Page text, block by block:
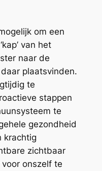
om een
van het
naar de
plaatsvinden.
te
stappen
te
gezondheid
krachtig
zichtbaar
onszelf te